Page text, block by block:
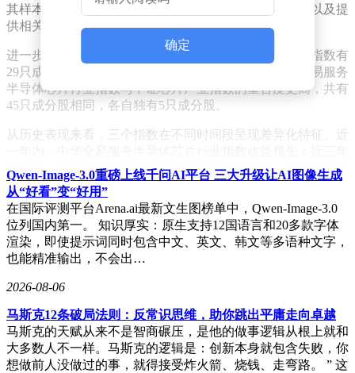
其样本范围包括芯片设计、制造、封装与测试等领域，以及提
供相关物料或设备的上市公司。
进一步对比发现，国证半导体芯片指数与中证芯片产业指数有
29只成分股重合，仅晶盛机电未被纳入后者。而中华交易服务
半导体芯片行业指数与中证芯片产业指数的重合度更高，共有
45只成分股相同，各自独有5只成分股。
从历史表现来看，三个指数在不同时间段呈现差异化特征。近
维度下，国证半导体芯片指数年化收益表现更优；而在近五年
周期中，中证芯片产业指数的年化收益最为突出。
估值水平方面，Wind数据显示，经过近一年上涨后，三个指
数的市盈率TTM均处于历史90%以上分位。尽管当前估值偏
高，但人工智能领域的技术突破和国产算力生态的完善，为半
导体芯片行业持续注入发展动能。不过，由于行业波动性较
大，且部分公司业绩尚未实现稳定增长，投资者需保持谨慎态
确定
Qwen-Image-3.0重磅上线千问AI平台 三大升级让AI图像生成
从“好看”变“好用”
在国际评测平台Arena.ai最新文生图榜单中，Qwen-Image-3.0
位列国内第一。 知识厚实：原生支持12国语言和20多款字体
渲染，即使提示词同时包含中文、英文、韩文等多语种文字，
也能精准输出，不会出…
2026-08-06
马斯克12条破局法则：反常识思维，助你跳出平庸走向卓越
马斯克的天赋从来不是智商碾压，是他的做事逻辑从根上就和
大多数人不一样。马斯克的逻辑是：创新本身就包含失败，你
想做前人没做过的事，就得接受炸火箭、烧钱、走弯路。 ” 这